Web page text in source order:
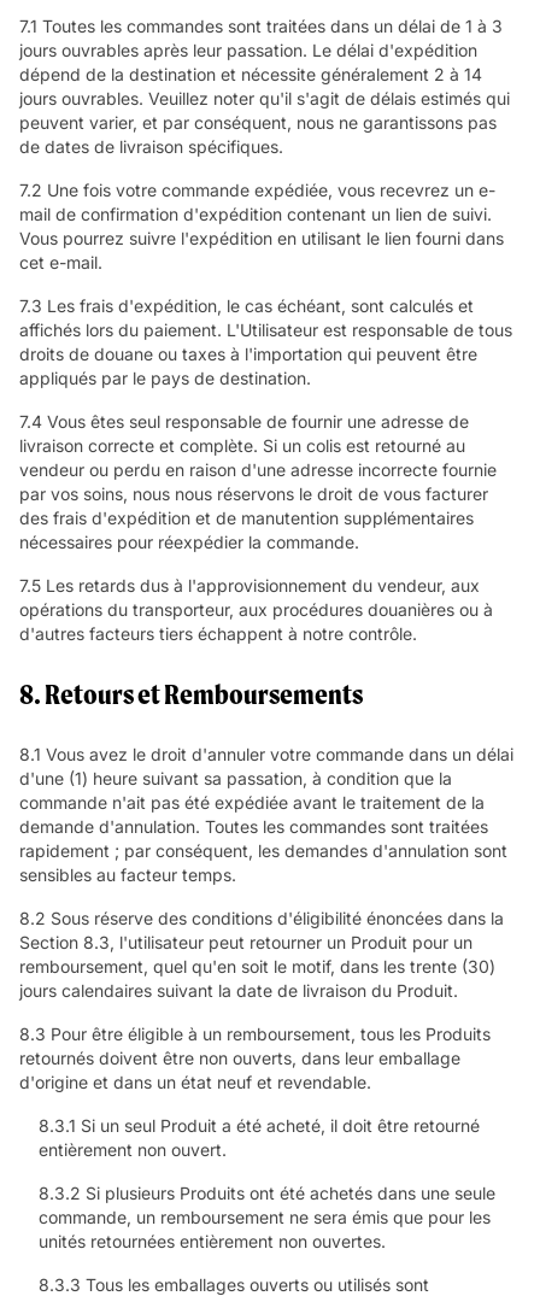
7.1 Toutes les commandes sont traitées dans un délai de 1 à 3
jours ouvrables après leur passation. Le délai d'expédition
dépend de la destination et nécessite généralement 2 à 14
jours ouvrables. Veuillez noter qu'il s'agit de délais estimés qui
peuvent varier, et par conséquent, nous ne garantissons pas
de dates de livraison spécifiques.
7.2 Une fois votre commande expédiée, vous recevrez un e-
mail de confirmation d'expédition contenant un lien de suivi.
Vous pourrez suivre l'expédition en utilisant le lien fourni dans
cet e-mail.
7.3 Les frais d'expédition, le cas échéant, sont calculés et
affichés lors du paiement. L'Utilisateur est responsable de tous
droits de douane ou taxes à l'importation qui peuvent être
appliqués par le pays de destination.
7.4 Vous êtes seul responsable de fournir une adresse de
livraison correcte et complète. Si un colis est retourné au
vendeur ou perdu en raison d'une adresse incorrecte fournie
par vos soins, nous nous réservons le droit de vous facturer
des frais d'expédition et de manutention supplémentaires
nécessaires pour réexpédier la commande.
7.5 Les retards dus à l'approvisionnement du vendeur, aux
opérations du transporteur, aux procédures douanières ou à
d'autres facteurs tiers échappent à notre contrôle.
8. Retours et Remboursements
8.1 Vous avez le droit d'annuler votre commande dans un délai
d'une (1) heure suivant sa passation, à condition que la
commande n'ait pas été expédiée avant le traitement de la
demande d'annulation. Toutes les commandes sont traitées
rapidement ; par conséquent, les demandes d'annulation sont
sensibles au facteur temps.
8.2 Sous réserve des conditions d'éligibilité énoncées dans la
Section 8.3, l'utilisateur peut retourner un Produit pour un
remboursement, quel qu'en soit le motif, dans les trente (30)
jours calendaires suivant la date de livraison du Produit.
8.3 Pour être éligible à un remboursement, tous les Produits
retournés doivent être non ouverts, dans leur emballage
d'origine et dans un état neuf et revendable.
8.3.1 Si un seul Produit a été acheté, il doit être retourné
entièrement non ouvert.
8.3.2 Si plusieurs Produits ont été achetés dans une seule
commande, un remboursement ne sera émis que pour les
unités retournées entièrement non ouvertes.
8.3.3 Tous les emballages ouverts ou utilisés sont